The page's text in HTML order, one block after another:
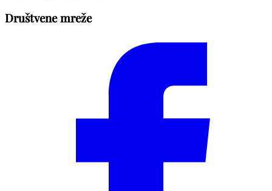
Društvene mreže